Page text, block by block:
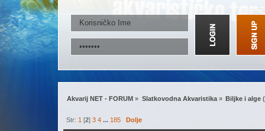
Akvarij NET - FORUM » Slatkovodna Akvaristika» Biljke i alge
Str:1 [2]3 4 ...185 Dolje